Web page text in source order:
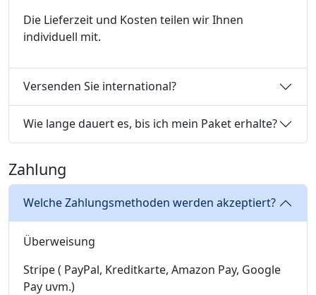
Die Lieferzeit und Kosten teilen wir Ihnen
individuell mit.
Versenden Sie international?
Wie lange dauert es, bis ich mein Paket erhalte?
Zahlung
Welche Zahlungsmethoden werden akzeptiert?
Überweisung
Stripe ( PayPal, Kreditkarte, Amazon Pay, Google
Pay uvm.)